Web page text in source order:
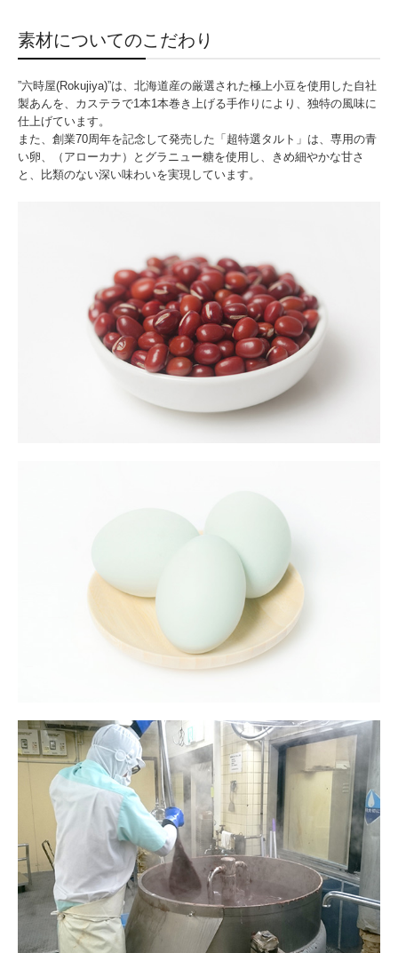
素材についてのこだわり
”六時屋(Rokujiya)”は、北海道産の厳選された極上小豆を使用した自社
製あんを、カステラで1本1本巻き上げる手作りにより、独特の風味に
仕上げています。
また、創業70周年を記念して発売した「超特選タルト」は、専用の青
い卵、（アローカナ）とグラニュー糖を使用し、きめ細やかな甘さ
と、比類のない深い味わいを実現しています。